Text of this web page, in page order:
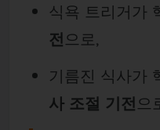
식욕 트리거가
전 으로,
기름진 식사가
사 조절 기전으